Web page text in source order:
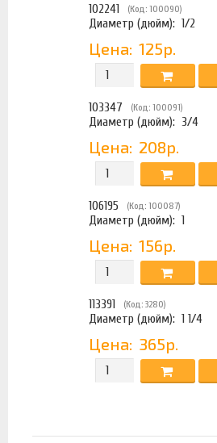
102241 (Код: 100090)
Диаметр (дюйм): 1/2
Цена: 125р.
103347 (Код: 100091)
Диаметр (дюйм): 3/4
Цена: 208р.
106195 (Код: 100087)
Диаметр (дюйм): 1
Цена: 156р.
113391 (Код: 3280)
Диаметр (дюйм): 1 1/4
Цена: 365р.